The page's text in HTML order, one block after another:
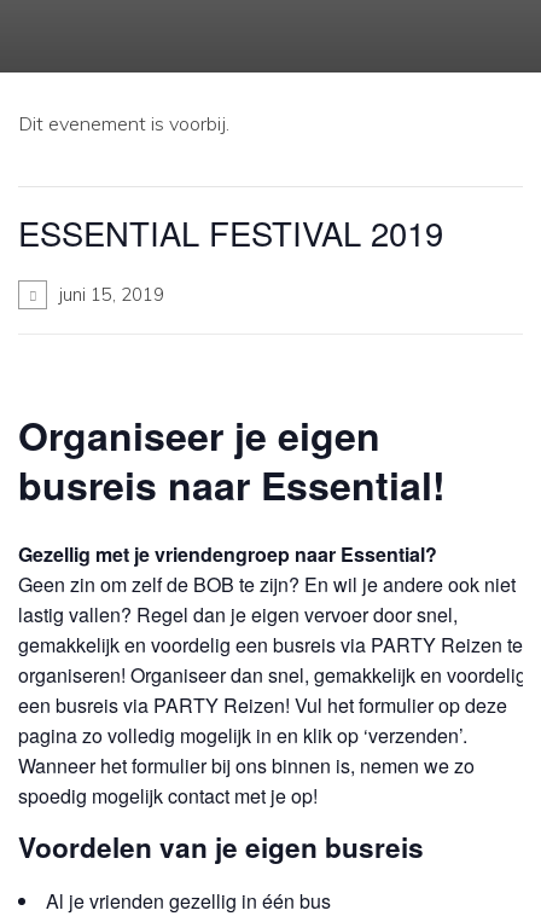
Dit evenement is voorbij.
ESSENTIAL FESTIVAL 2019
juni 15, 2019
Organiseer je eigen
busreis naar Essential!
Gezellig met je vriendengroep naar Essential?
Geen zin om zelf de BOB te zijn? En wil je andere ook niet
lastig vallen? Regel dan je eigen vervoer door snel,
gemakkelijk en voordelig een busreis via PARTY Reizen te
organiseren! Organiseer dan snel, gemakkelijk en voordelig
een busreis via PARTY Reizen! Vul het formulier op deze
pagina zo volledig mogelijk in en klik op ‘verzenden’.
Wanneer het formulier bij ons binnen is, nemen we zo
spoedig mogelijk contact met je op!
Voordelen van je eigen busreis
Al je vrienden gezellig in één bus